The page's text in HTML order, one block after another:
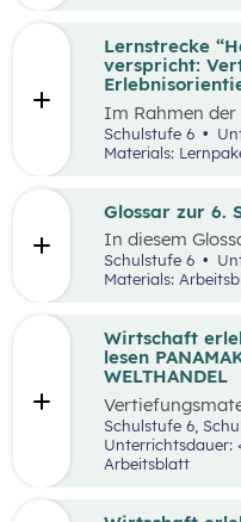
Lernstrecke
verspricht:
Im Rahmen
“Halten, was
gestalten”,
Schulstufe 6
Materials:
Glossar zur 6.
In diesem
den
sowie
Schulstufe 6
Materials:
Wirtschaft
lesen
WELTHANDEL
aufbereiteten
bremst
Unterrichtsdauer:
Arbeitsblatt